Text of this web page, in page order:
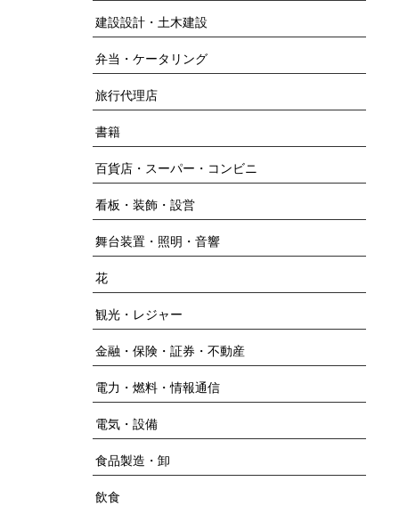
建設設計・土木建設
弁当・ケータリング
旅行代理店
書籍
百貨店・スーパー・コンビニ
看板・装飾・設営
舞台装置・照明・音響
花
観光・レジャー
金融・保険・証券・不動産
電力・燃料・情報通信
電気・設備
食品製造・卸
飲食